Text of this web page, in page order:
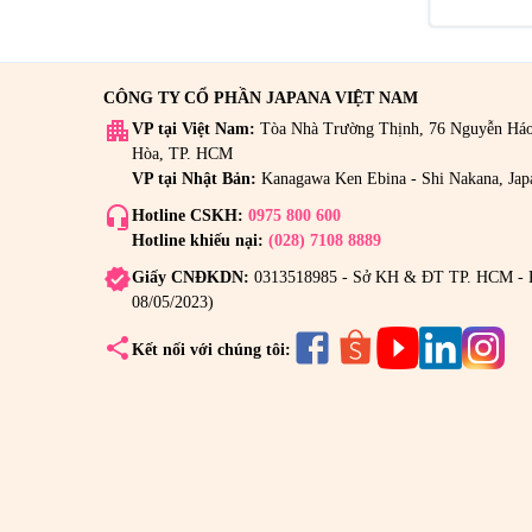
CÔNG TY CỔ PHẦN JAPANA VIỆT NAM
apartment VP tại Việt Nam: Tòa Nhà Trường Thịnh, 76 Nguyễn
Hòa, TP. HCM
VP tại Nhật Bản: Kanagawa Ken Ebina - Shi Nakana,
headset_mic Hotline CSKH: 0975 800 600
Hotline khiếu nại: (028) 7108 8889
verifiedGiấy CNĐKDN: 0313518985 - Sở KH & ĐT TP. HCM -
08/05/2023)
share Kết nối với chúng tôi: